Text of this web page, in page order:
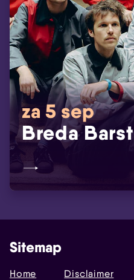
za 5 sep
Breda Barst
Sitemap
Home
Disclaimer